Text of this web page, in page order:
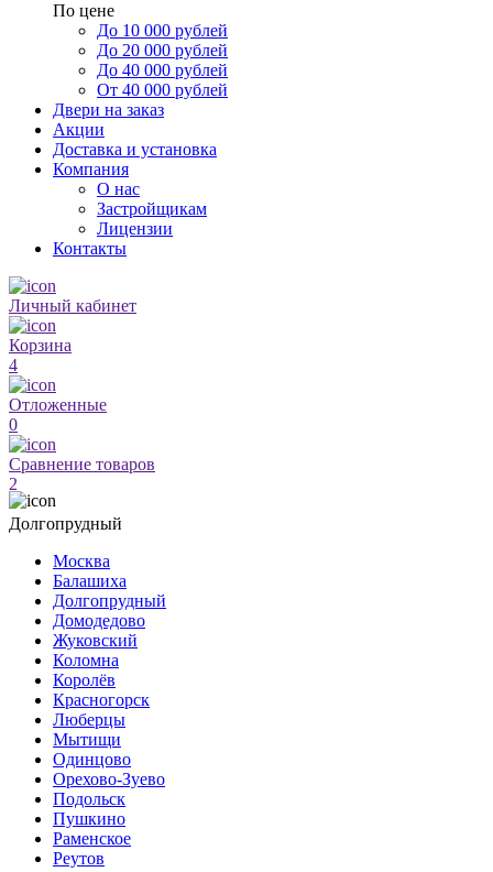
По цене
До 10 000 рублей
До 20 000 рублей
До 40 000 рублей
От 40 000 рублей
Двери на заказ
Акции
Доставка и установка
Компания
О нас
Застройщикам
Лицензии
Контакты
Личный кабинет
Корзина
4
Отложенные
0
Сравнение товаров
2
Долгопрудный
Москва
Балашиха
Долгопрудный
Домодедово
Жуковский
Коломна
Королёв
Красногорск
Люберцы
Мытищи
Одинцово
Орехово-Зуево
Подольск
Пушкино
Раменское
Реутов